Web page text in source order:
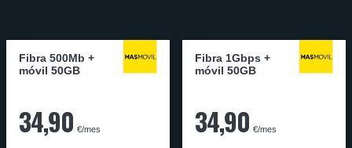
Fibra 500Mb +
móvil 50GB
34,90 €/mes
Fibra 1Gbps +
móvil 50GB
34,90 €/mes